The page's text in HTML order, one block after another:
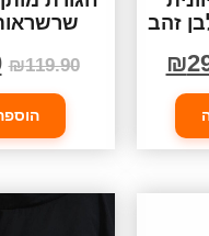
זהב
₪
₪119.90